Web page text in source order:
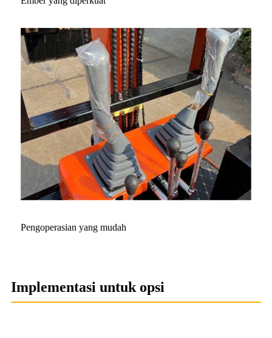
Pengoperasian yang mudah
Implementasi untuk opsi